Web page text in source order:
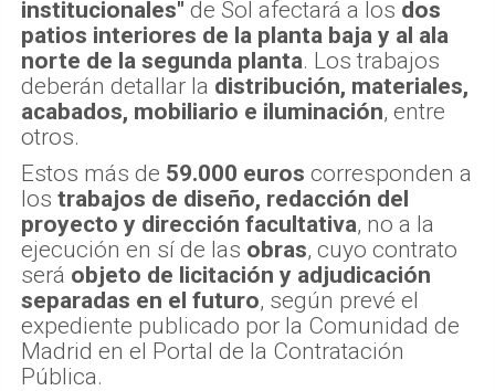
institucionales" de Sol afectará a los dos
patios interiores de la planta baja y al ala
norte de la segunda planta. Los trabajos
deberán detallar la distribución, materiales,
acabados, mobiliario e iluminación, entre
otros.
Estos más de 59.000 euros corresponden a
los trabajos de diseño, redacción del
proyecto y dirección facultativa, no a la
ejecución en sí de las obras, cuyo contrato
será objeto de licitación y adjudicación
separadas en el futuro, según prevé el
expediente publicado por la Comunidad de
Madrid en el Portal de la Contratación
Pública.